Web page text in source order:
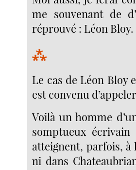
me souvenant de
réprouvé : Léon Bloy.
⁂
Le cas de Léon Bloy
est convenu
Voilà un homme
somptueux
atteignent, parfois, à
ni dans